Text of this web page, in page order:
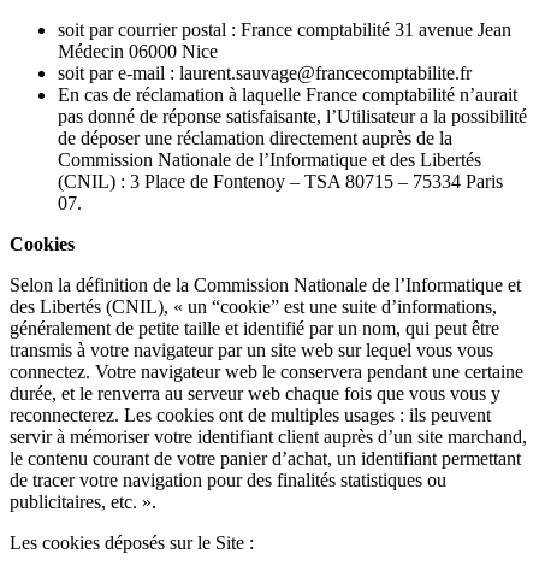
soit par courrier postal : France comptabilité 31 avenue Jean
Médecin 06000 Nice
soit par e-mail : laurent.sauvage@francecomptabilite.fr
En cas de réclamation à laquelle France comptabilité n’aurait
pas donné de réponse satisfaisante, l’Utilisateur a la possibilité
de déposer une réclamation directement auprès de la
Commission Nationale de l’Informatique et des Libertés
(CNIL) : 3 Place de Fontenoy – TSA 80715 – 75334 Paris
07.
Cookies
Selon la définition de la Commission Nationale de l’Informatique et
des Libertés (CNIL), « un “cookie” est une suite d’informations,
généralement de petite taille et identifié par un nom, qui peut être
transmis à votre navigateur par un site web sur lequel vous vous
connectez. Votre navigateur web le conservera pendant une certaine
durée, et le renverra au serveur web chaque fois que vous vous y
reconnecterez. Les cookies ont de multiples usages : ils peuvent
servir à mémoriser votre identifiant client auprès d’un site marchand,
le contenu courant de votre panier d’achat, un identifiant permettant
de tracer votre navigation pour des finalités statistiques ou
publicitaires, etc. ».
Les cookies déposés sur le Site :